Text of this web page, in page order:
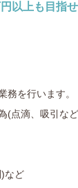
以上も目指
務を行います。
(点滴、吸引な
)など